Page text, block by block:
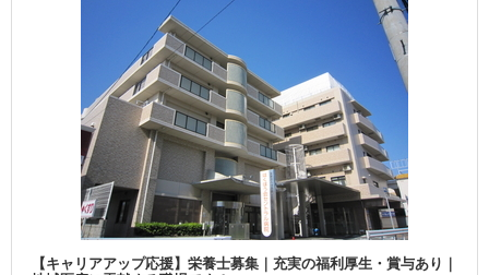
【キャリアアップ応援】栄養士募集｜充実の福利厚生・賞与あり｜